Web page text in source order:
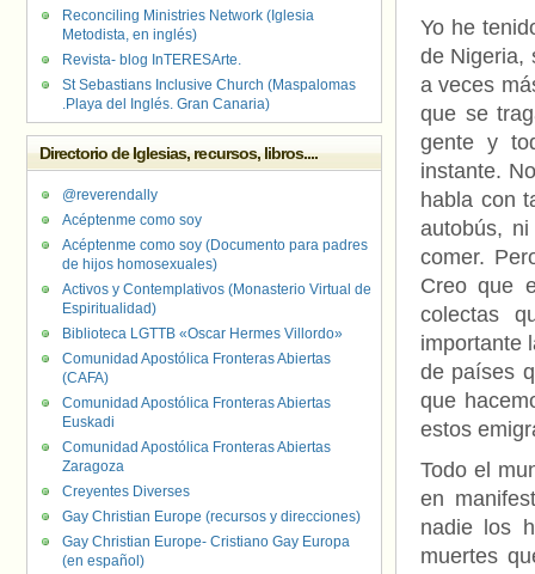
Yo he
de Nigeria,
a veces
que se
gente y
instante.
habla con
autobús,
comer.
Creo que
colectas
importante
de países
que
estos
Todo el
en
nadie los
muertes
Reconciling Ministries Network (Iglesia
Metodista, en inglés)
Revista- blog InTERESArte.
St Sebastians Inclusive Church (Maspalomas
.Playa del Inglés. Gran Canaria)
Directorio de Iglesias, recursos, libros....
@reverendally
Acéptenme como soy
Acéptenme como soy (Documento para padres
de hijos homosexuales)
Activos y Contemplativos (Monasterio Virtual de
Espiritualidad)
Biblioteca LGTTB «Oscar Hermes Villordo»
Comunidad Apostólica Fronteras Abiertas
(CAFA)
Comunidad Apostólica Fronteras Abiertas
Euskadi
Comunidad Apostólica Fronteras Abiertas
Zaragoza
Creyentes Diverses
Gay Christian Europe (recursos y direcciones)
Gay Christian Europe- Cristiano Gay Europa
(en español)